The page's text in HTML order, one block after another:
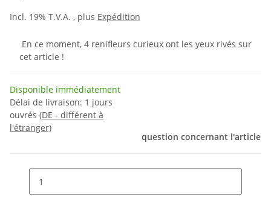
Incl. 19% T.V.A. , plus Expédition
En ce moment, 4 renifleurs curieux ont les yeux rivés sur
cet article !
Disponible immédiatement
Délai de livraison: 1 jours
ouvrés (DE - différent à
l'étranger)
question concernant l'article